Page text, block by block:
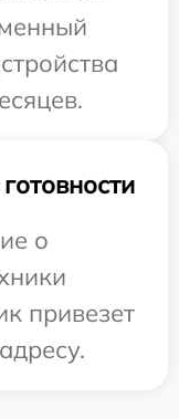
о
привезет